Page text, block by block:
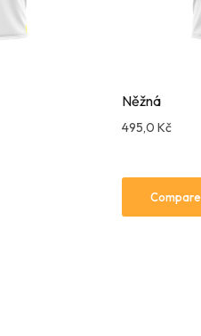
Něžná
495,0 Kč
Compare